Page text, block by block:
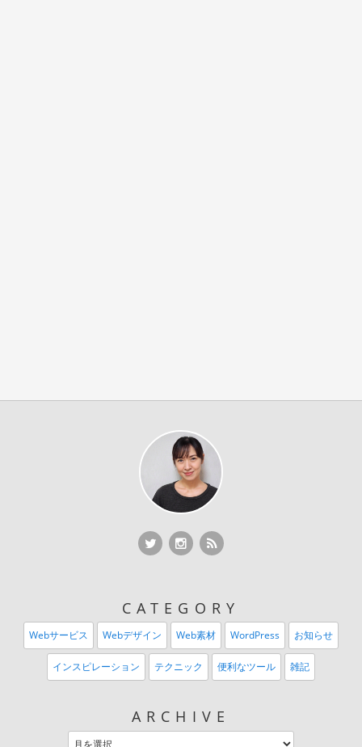
CATEGORY
Webサービス Webデザイン Web素材 WordPress お知らせ
インスピレーション テクニック 便利なツール 雑記
ARCHIVE